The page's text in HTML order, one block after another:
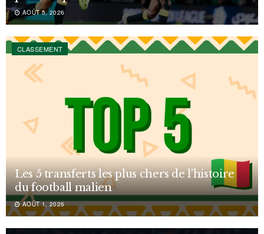
AOÛT 5, 2026
CLASSEMENT
Les 5 transferts les plus chers de l’histoire
du football malien
AOÛT 1, 2026